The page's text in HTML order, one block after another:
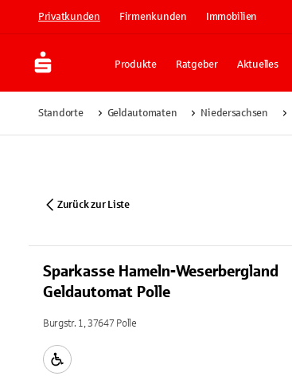
Privatkunden Firmenkunden Immobilien
Produkte Ratgeber Aktuelles
Standorte Geldautomaten Niedersachsen
Zurück zur Liste
Sparkasse Hameln-Weserbergland
Geldautomat Polle
Burgstr. 1, 37647 Polle